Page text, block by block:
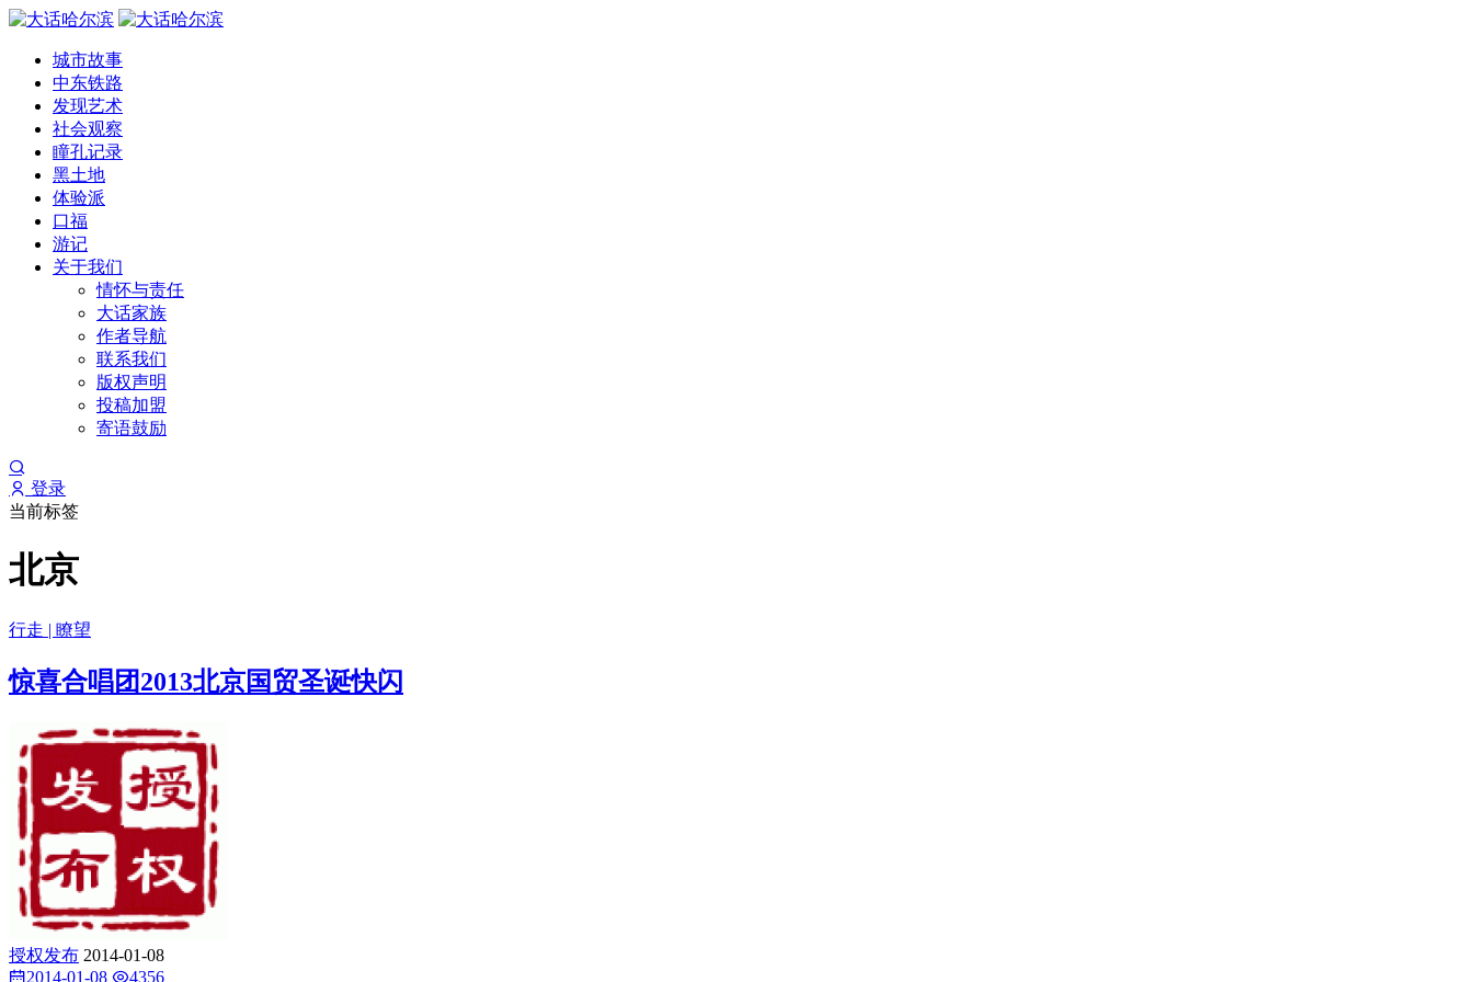
城市故事
中东铁路
发现艺术
社会观察
瞳孔记录
黑土地
体验派
口福
游记
关于我们
情怀与责任
大话家族
作者导航
联系我们
版权声明
投稿加盟
寄语鼓励
登录
当前标签
北京
行走 | 瞭望
惊喜合唱团2013北京国贸圣诞快闪
授权发布 2014-01-08
2014-01-08
4356